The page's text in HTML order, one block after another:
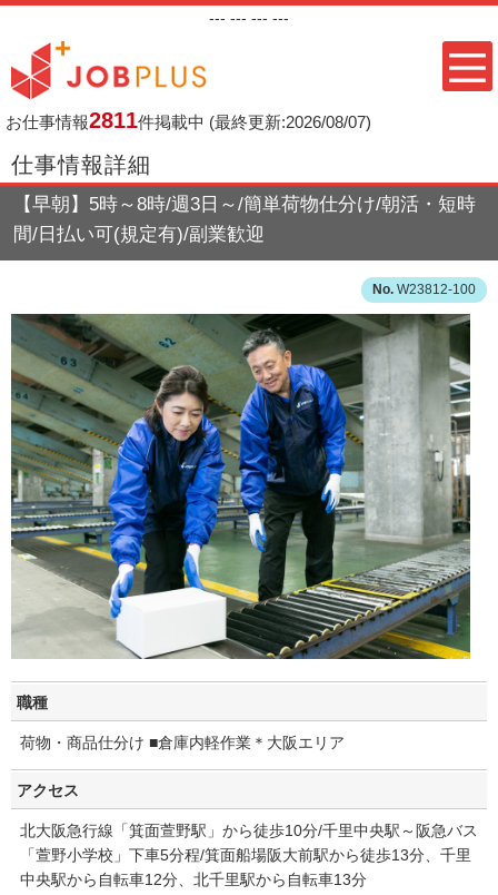
--- --- --- ---
お仕事情報2811件掲載中 (最終更新:2026/08/07)
仕事情報詳細
【早朝】5時～8時/週3日～/簡単荷物仕分け/朝活・短時
間/日払い可(規定有)/副業歓迎
W23812-100
職種
荷物・商品仕分け ■倉庫内軽作業＊大阪エリア
アクセス
北大阪急行線「箕面萱野駅」から徒歩10分/千里中央駅～阪急バス
「萱野小学校」下車5分程/箕面船場阪大前駅から徒歩13分、千里
中央駅から自転車12分、北千里駅から自転車13分